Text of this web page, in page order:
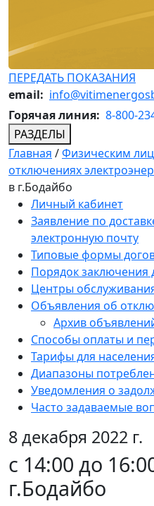
ПЕРЕДАТЬ ПОКАЗАНИЯ
email:
Горячая линия: 8-800-
РАЗДЕЛЫ
Главная /Физическим
отключениях
в г.Бодайбо
Личный кабинет
Заявление по
электронную почту
Типовые формы
Порядок заключения
Центры
Объявления об
Архив
Способы оплаты и
Тарифы для
Диапазоны
Уведомления о
Часто задаваемые
8 декабря 2022 г.
с 14:00 до
г.Бодайбо